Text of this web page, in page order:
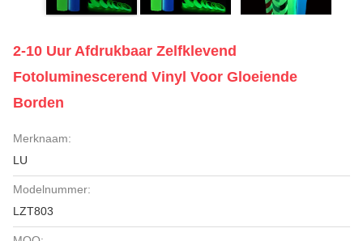
2-10 Uur Afdrukbaar Zelfklevend
Fotoluminescerend Vinyl Voor Gloeiende
Borden
Merknaam:
LU
Modelnummer:
LZT803